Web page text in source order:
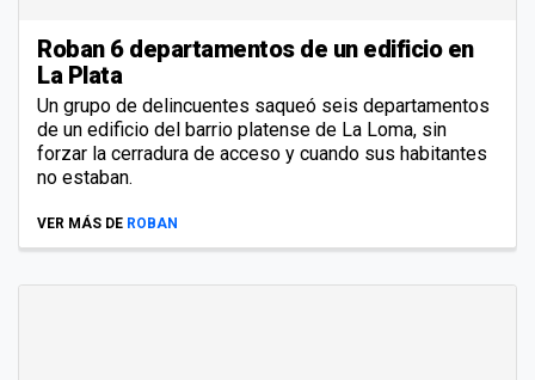
Roban 6 departamentos de un edificio en
La Plata
Un grupo de delincuentes saqueó seis departamentos
de un edificio del barrio platense de La Loma, sin
forzar la cerradura de acceso y cuando sus habitantes
no estaban.
VER MÁS DE ROBAN